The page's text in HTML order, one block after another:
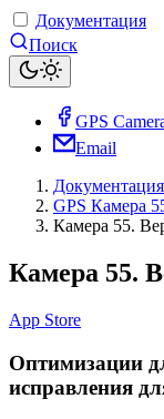
Документация
Поиск
GPS
Email
Документация
GPS Камера
Камера 55.
Камера 55.
App Store
Оптимизации
исправления